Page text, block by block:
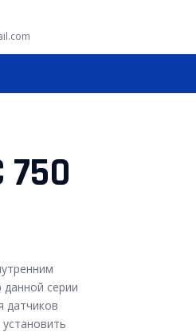
данной серии
датчиков